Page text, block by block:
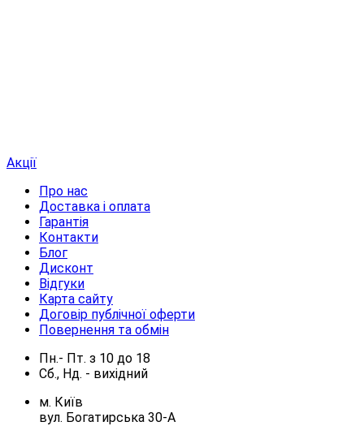
Акції
Про нас
Доставка і оплата
Гарантія
Контакти
Блог
Дисконт
Відгуки
Карта сайту
Договір публічної оферти
Повернення та обмін
Пн.- Пт. з 10 до 18
Сб., Нд. - вихідний
м. Київ
вул. Богатирська 30-А